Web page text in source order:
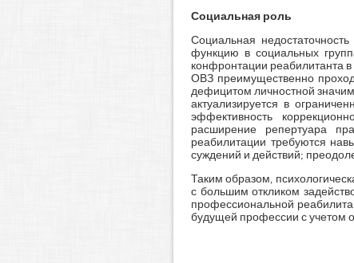
Социальная роль
Социальная
функцию в социальных
конфронтации реабилитанта
ОВЗ преимущественно
дефицитом личностной
актуализируется в
эффективность
расширение репертуара
реабилитации требуются
суждений и действий;
Таким образом,
с большим откликом
профессиональной
будущей профессии с учетом